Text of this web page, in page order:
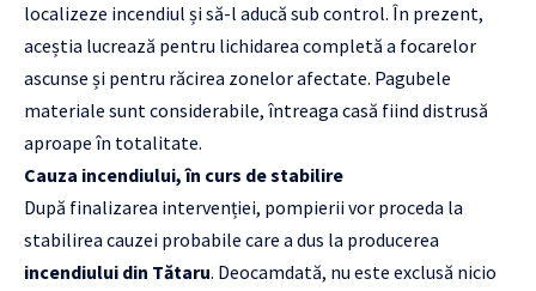
localizeze incendiul și să-l aducă sub control. În prezent,
aceștia lucrează pentru lichidarea completă a focarelor
ascunse și pentru răcirea zonelor afectate. Pagubele
materiale sunt considerabile, întreaga casă fiind distrusă
aproape în totalitate.
Cauza incendiului, în curs de stabilire
După finalizarea intervenției, pompierii vor proceda la
stabilirea cauzei probabile care a dus la producerea
incendiului din Tătaru. Deocamdată, nu este exclusă nicio